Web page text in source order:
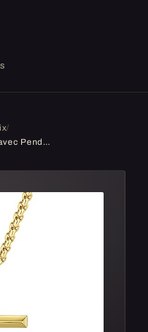
/
Collier Homme Plaqué Or Jaune avec Pendentif Croix en Argent sterling 925 et Chaîne Acier Inoxydable pour Hommes - Longueur 61 cm